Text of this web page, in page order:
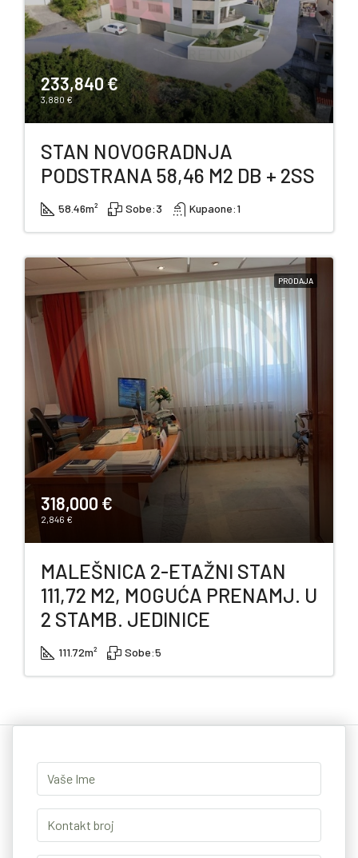
233,840 €
3,880 €
STAN NOVOGRADNJA
PODSTRANA 58,46 M2 DB + 2SS
58.46m² Sobe:3 Kupaone:1
PRODAJA
318,000 €
2,846 €
MALEŠNICA 2-ETAŽNI STAN
111,72 M2, MOGUĆA PRENAMJ. U
2 STAMB. JEDINICE
111.72m² Sobe:5